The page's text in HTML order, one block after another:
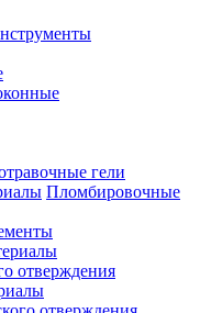
гели
Пломбировочные
отверждения